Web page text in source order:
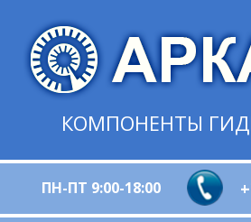
КОМПОНЕНТЫ
ПН-ПТ 9:00-18:00